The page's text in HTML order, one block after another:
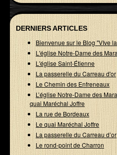
DERNIERS ARTICLES
Bienvenue sur le Blog "VIve
L'église Notre-Dame des
L'église Saint-Étienne
La passerelle du Carreau d'or
Le Chemin des Enfreneaux
L’église Notre-Dame des
quai Maréchal Joffre
La rue de Bordeaux
Le quai Maréchal Joffre
La passerelle du Carreau d’or
Le rond-point de Charron